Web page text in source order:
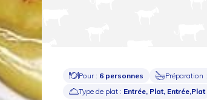
Pour : 6 personnes Préparation :
Type de plat : Entrée, Plat, Entrée,Plat